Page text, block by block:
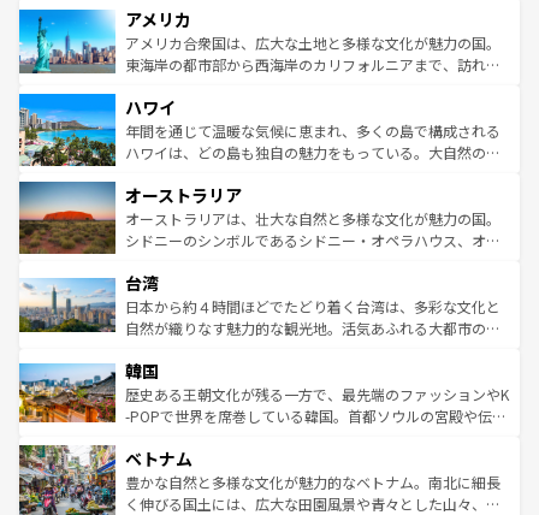
ンツ一覧を参照してほしい。
の建物がそのまま残る町や、スイスならではのユニークな
博物館もあり、アルプス観光だけでなく町歩きも満喫する
ことができる。国民の所得が高いため物価も高いが、旅行
ば市内交通費無料で観光を楽しむこともできる。 なお、新
着のスイス情報はコンテンツ一覧 を参照してほしい。
アメリカ
アメリカ合衆国は、広大な土地と多様な文化が魅力の国。
東海岸の都市部から西海岸のカリフォルニアまで、訪れる
のような巨大都市は、観光、ショッピング、エンターテイ
ンメントが詰まった刺激的なスポットだ。一方、アメリカ
西部には大自然が広がり、グランドキャニオンやイエロー
部のニューオーリンズでは、音楽と美食が融合した独特の
文化が魅力。旅行者はアメリカの各地域で異なる魅力を楽
しみながら、その多様性と豊かな歴史を感じることができ
ならではの贅沢な旅のスタイルだ。 なお、新着のアメリカ
情報はコンテンツ一覧を参照してほしい。
ハワイ
年間を通じて温暖な気候に恵まれ、多くの島で構成される
ハワイは、どの島も独自の魅力をもっている。大自然の神
ワイ島は見逃せない。また、定番の観光地といえばオアフ
島だが、静かな自然を求めるならマウイ島やカウアイ島が
おすすめ。エメラルドグリーンに輝く海をはじめ、豊かな
れるおもてなしの心で訪れる人々を迎えてくれるハワイの
人々、おいしいローカルフードやハワイアンミュージッ
ク、伝統的なフラダンスなど、すべてがハワイの魅力を彩
ワイを、存分に味わってほしい。 なお、新着のハワイ情報
はコンテンツ一覧を参照してほしい。
オーストラリア
オーストラリアは、壮大な自然と多様な文化が魅力の国。
シドニーのシンボルであるシドニー・オペラハウス、オー
リアリーフや大陸中央部にそびえるウルル（エアーズロッ
ク）、タスマニアの美しい原生林やケアンズの熱帯雨林な
ど、見どころがたくさん。また、カフェやワイン、オージ
いる。アクティビティも充実しており、サーフィンやダイ
ビング、ハイキングなど、アウトドア好きにはたまらな
い。オーストラリアの多彩な魅力を存分に味わいつくそ
参照してほしい。
台湾
日本から約４時間ほどでたどり着く台湾は、多彩な文化と
自然が織りなす魅力的な観光地。活気あふれる大都市の台
ン）、静ひつな山岳地帯である台湾東部など、都市の喧騒
と山間の静けさが共存しており、訪れる人に新しい発見と
驚きをもたらしてくれる。また、奥深い台湾の食文化も魅
容にもいいと評判のスイーツなど、バラエティ豊かな料理
が味わえる。 なお、新着の台湾情報は コンテンツ一覧を参
照してほしい。
韓国
歴史ある王朝文化が残る一方で、最先端のファッションやK
-POPで世界を席巻している韓国。首都ソウルの宮殿や伝統
き、地方に足を延ばせば四季折々の自然美を楽しむことが
できる。そして、キムチや焼肉、絶品のストリートフード
まで、さまざまな韓国料理が待っている。夜には、韓国な
ベトナム
豊かな自然と多様な文化が魅力的なベトナム。南北に細長
く伸びる国土には、広大な田園風景や青々とした山々、世